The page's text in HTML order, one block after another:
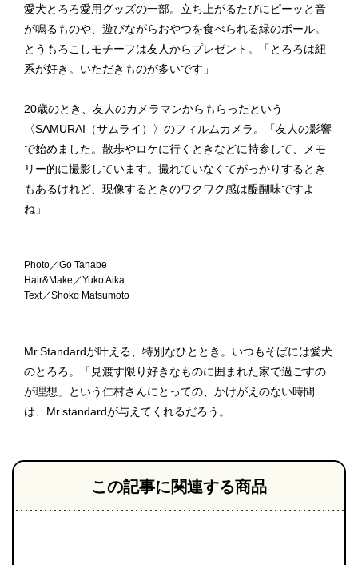
愛犬とろろ愛用グッズの一部。立ち上がるたびにピーッと音
が鳴るものや、遊びながらおやつを食べられる緑のボール。
とうもろこしモチーフは友人からプレゼント。「とろろは紐
系が好き。いただきものが多いです」
20歳のとき、友人のカメラマンからもらったという
〈SAMURAI（サムライ）〉のフィルムカメラ。「友人の影響
で始めました。散歩やロケに行くときなどに持参して、メモ
リー的に撮影しています。撮れていなくてがっかりするとき
もあるけれど、現像するときのワクワク感は醍醐味ですよ
ね」
Photo／Go Tanabe
Hair&Make／Yuko Aika
Text／Shoko Matsumoto
Mr.Standardが叶える、特別なひととき。いつもそばには愛犬
のとろろ。「見渡す限り好きなものに囲まれた家で過ごすの
が理想」という仁村さんにとっての、かけがえのない時間
は、Mr.standardが与えてくれるだろう。
この記事に関連する商品